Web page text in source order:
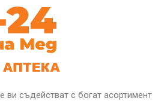
ви съдействат с богат асортимент